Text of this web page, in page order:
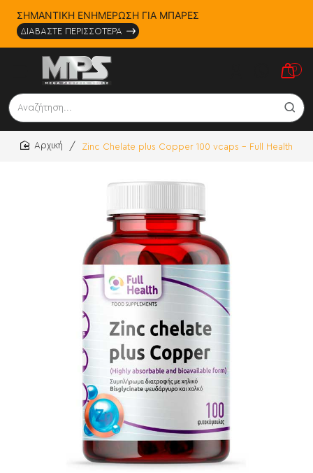
ΣΗΜΑΝΤΙΚΗ ΕΝΗΜΕΡΩΣΗ ΓΙΑ ΜΠΑΡΕΣ
ΔΙΑΒΑΣΤΕ ΠΕΡΙΣΣΟΤΕΡΑ
0
Αναζήτηση...
Zinc Chelate plus Copper 100 vcaps - Full Health